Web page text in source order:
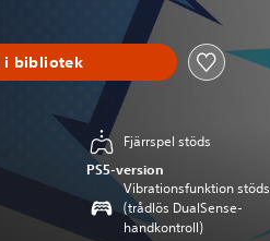
i bibliotek
Fjärrspel stöds
PS5-version
Vibrationsfunktion stöds
(trådlös DualSense-
handkontroll)